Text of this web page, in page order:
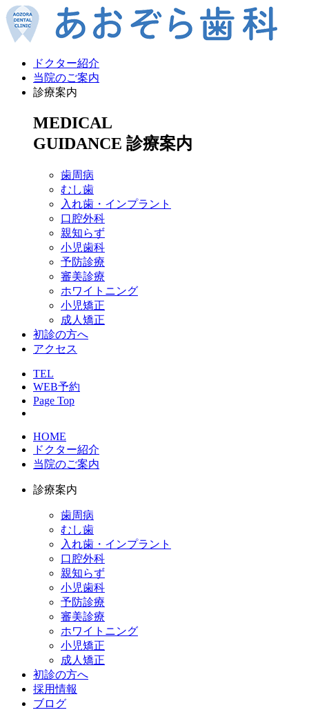
ドクター紹介
当院のご案内
診療案内
MEDICAL
GUIDANCE 診療案内
歯周病
むし歯
入れ歯・インプラント
口腔外科
親知らず
小児歯科
予防診療
審美診療
ホワイトニング
小児矯正
成人矯正
初診の方へ
アクセス
TEL
WEB予約
Page Top
HOME
ドクター紹介
当院のご案内
診療案内
歯周病
むし歯
入れ歯・インプラント
口腔外科
親知らず
小児歯科
予防診療
審美診療
ホワイトニング
小児矯正
成人矯正
初診の方へ
採用情報
ブログ